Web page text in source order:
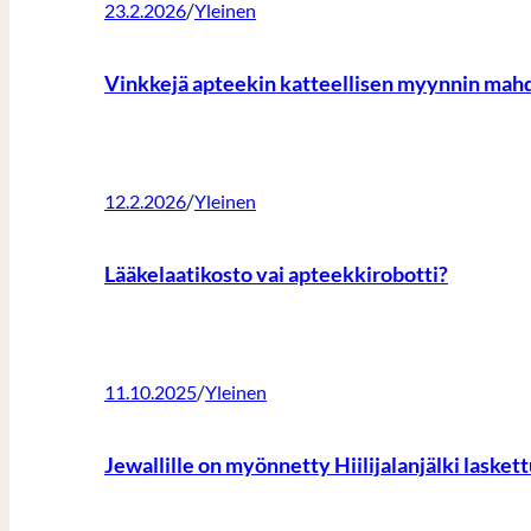
23.2.2026/Yleinen
Vinkkejä apteekin katteellisen myynnin
12.2.2026/Yleinen
Lääkelaatikosto vai apteekkirobotti?
11.10.2025/Yleinen
Jewallille on myönnetty Hiilijalanjälki